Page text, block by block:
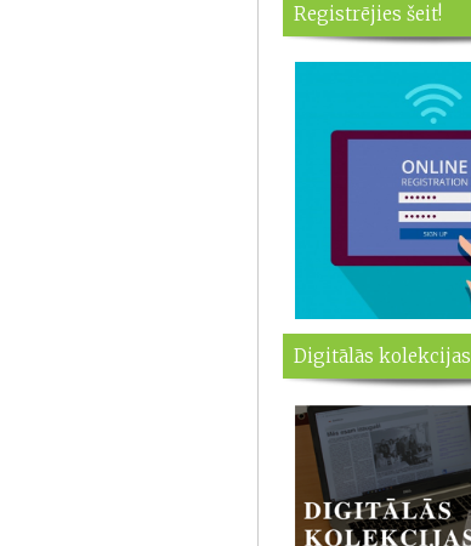
Registrējies šeit!
Digitālās kolekcijas